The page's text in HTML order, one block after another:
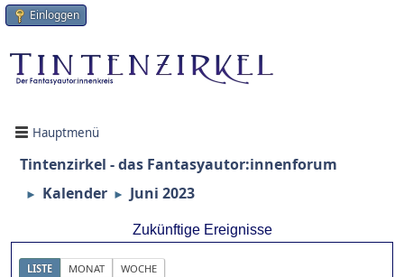
Einloggen
Hauptmenü
Tintenzirkel - das Fantasyautor:innenforum
► Kalender ► Juni 2023
Zukünftige Ereignisse
LISTE MONAT WOCHE